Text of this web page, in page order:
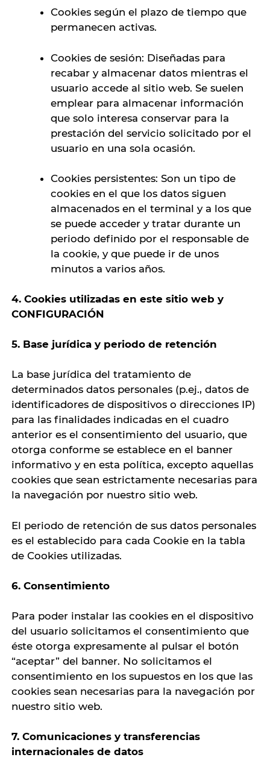
Cookies según el plazo de tiempo que
permanecen activas.
Cookies de sesión: Diseñadas para
recabar y almacenar datos mientras el
usuario accede al sitio web. Se suelen
emplear para almacenar información
que solo interesa conservar para la
prestación del servicio solicitado por el
usuario en una sola ocasión.
Cookies persistentes: Son un tipo de
cookies en el que los datos siguen
almacenados en el terminal y a los que
se puede acceder y tratar durante un
periodo definido por el responsable de
la cookie, y que puede ir de unos
minutos a varios años.
4. Cookies utilizadas en este sitio web y
CONFIGURACIÓN
5. Base jurídica y periodo de retención
La base jurídica del tratamiento de
determinados datos personales (p.ej., datos de
identificadores de dispositivos o direcciones IP)
para las finalidades indicadas en el cuadro
anterior es el consentimiento del usuario, que
otorga conforme se establece en el banner
informativo y en esta política, excepto aquellas
cookies que sean estrictamente necesarias para
la navegación por nuestro sitio web.
El periodo de retención de sus datos personales
es el establecido para cada Cookie en la tabla
de Cookies utilizadas.
6. Consentimiento
Para poder instalar las cookies en el dispositivo
del usuario solicitamos el consentimiento que
éste otorga expresamente al pulsar el botón
“aceptar” del banner. No solicitamos el
consentimiento en los supuestos en los que las
cookies sean necesarias para la navegación por
nuestro sitio web.
7. Comunicaciones y transferencias
internacionales de datos